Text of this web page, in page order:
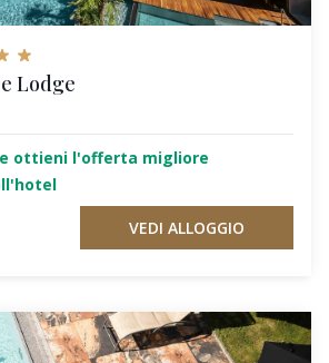
Lodge
ottieni l'offerta migliore
VEDI ALLOGGIO